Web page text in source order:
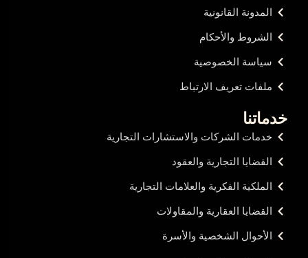
المدونة القانونية
الشروط والأحكام
سياسة الخصوصية
ملفات تعريف الارتباط
خدماتنا
خدمات الشركات والاستشارات التجارية
القضايا التجارية والعقود
الملكية الفكرية والعلامات التجارية
القضايا العقارية والمقاولات
الأحوال الشخصية والأسرة